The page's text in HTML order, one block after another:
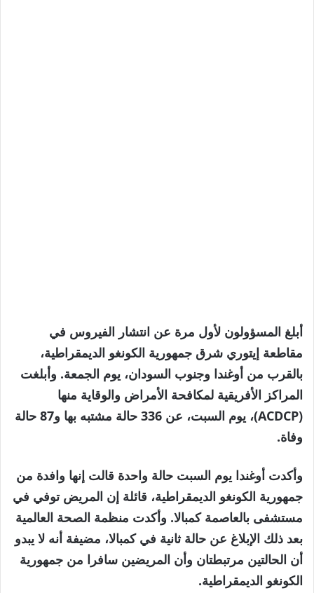
أبلغ المسؤولون لأول مرة عن انتشار الفيروس في
مقاطعة إيتوري شرق جمهورية الكونغو الديمقراطية،
بالقرب من أوغندا وجنوب السودان، يوم الجمعة. وأبلغت
المراكز الأفريقية لمكافحة الأمراض والوقاية منها
(ACDCP)، يوم السبت، عن 336 حالة مشتبه بها و87 حالة
وفاة.
وأكدت أوغندا يوم السبت حالة واحدة قالت إنها وافدة من
جمهورية الكونغو الديمقراطية، قائلة إن المريض توفي في
مستشفى بالعاصمة كمبالا. وأكدت منظمة الصحة العالمية
بعد ذلك الإبلاغ عن حالة ثانية في كمبالا، مضيفة أنه لا يبدو
أن الحالتين مرتبطتان وأن المريضين سافرا من جمهورية
الكونغو الديمقراطية.